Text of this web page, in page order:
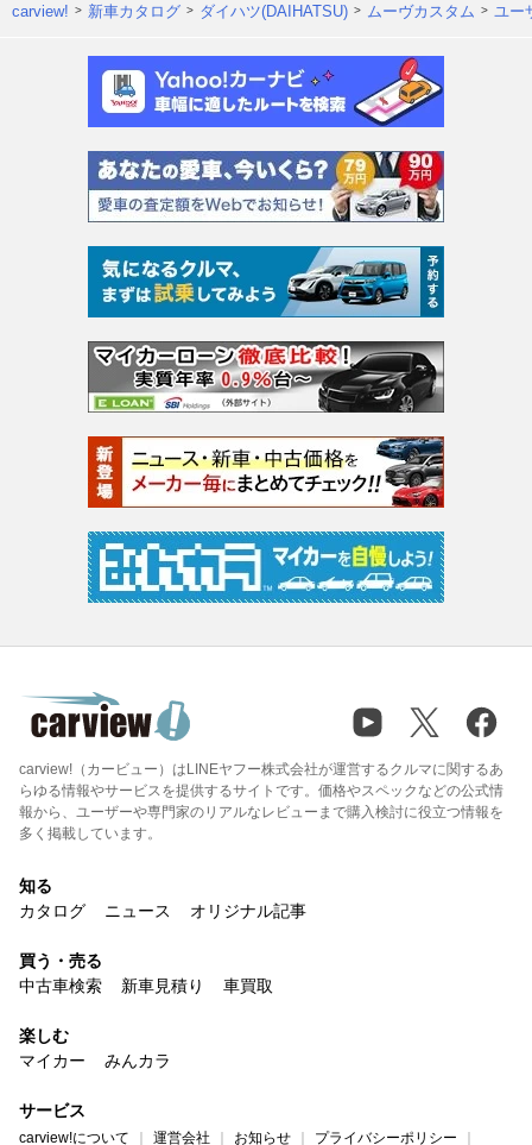
carview! 新車カタログ ダイハツ(DAIHATSU) ムーヴカスタム ユー
carview!（カービュー）はLINEヤフー株式会社が運営するクルマに関するあ
らゆる情報やサービスを提供するサイトです。価格やスペックなどの公式情
報から、ユーザーや専門家のリアルなレビューまで購入検討に役立つ情報を
多く掲載しています。
知る
カタログ
ニュース オリジナル記事
買う・売る
中古車検索
新車見積り 車買取
楽しむ
マイカー
みんカラ
サービス
carview!について 運営会社 お知らせ プライバシーポリシー